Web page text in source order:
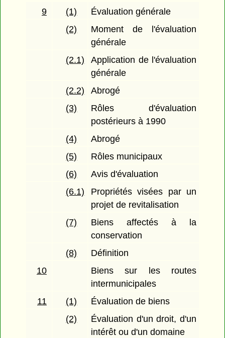
9
(1)
Évaluation générale
(2)
Moment de l'évaluation
générale
(2.1)
Application de l'évaluation
générale
(2.2)
Abrogé
(3)
Rôles d'évaluation
postérieurs à 1990
(4)
Abrogé
(5)
Rôles municipaux
(6)
Avis d'évaluation
(6.1)
Propriétés visées par un
projet de revitalisation
(7)
Biens affectés à la
conservation
(8)
Définition
10
Biens sur les routes
intermunicipales
11
(1)
Évaluation de biens
(2)
Évaluation d'un droit, d'un
intérêt ou d'un domaine